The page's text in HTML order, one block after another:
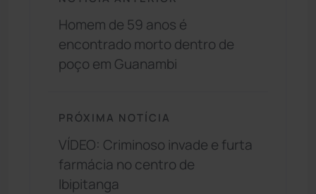
Homem de 59 anos é
encontrado morto dentro de
poço em Guanambi
PRÓXIMA NOTÍCIA
VÍDEO: Criminoso invade e furta
farmácia no centro de
Ibipitanga